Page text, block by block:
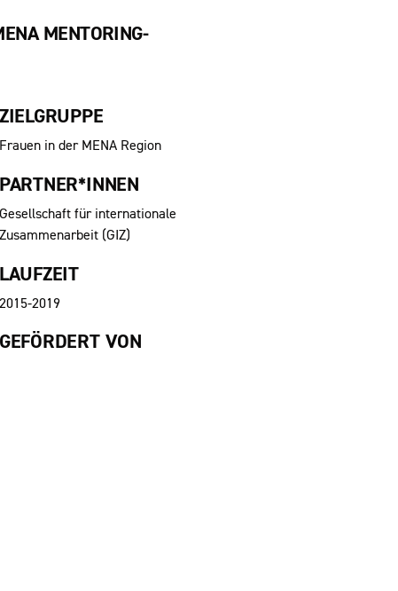
MENTORING-
ZIELGRUPPE
Frauen in der MENA Region
PARTNER*INNEN
Gesellschaft für internationale
Zusammenarbeit (GIZ)
LAUFZEIT
2015-2019
GEFÖRDERT VON